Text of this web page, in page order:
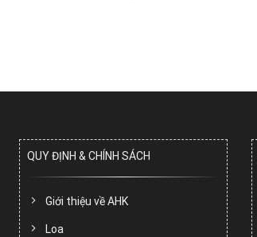
QUY ĐỊNH & CHÍNH SÁCH
Giới thiệu về AHK
Loa